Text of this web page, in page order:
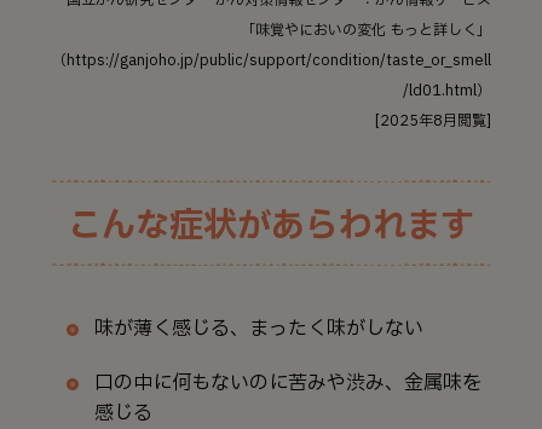
「味覚やにおいの変化 もっと詳しく」
（https://ganjoho.jp/public/support/condition/taste_or_smell
/ld01.html）
[2025年8月閲覧]
こんな症状があらわれます
味が薄く感じる、まったく味がしない
口の中に何もないのに苦みや渋み、金属味を
感じる